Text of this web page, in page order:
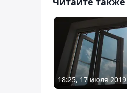
18:25, 17 июля 2019